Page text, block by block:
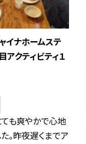
イナホームステ
クティビティ１
も爽やかで心地
。昨夜遅くまでア